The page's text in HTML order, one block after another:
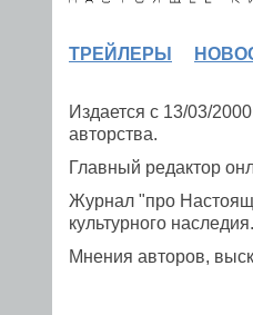
ТРЕЙЛЕРЫ
Издается с 13/03/
авторства.
Главный редактор
Журнал "про
культурного
Мнения авторов,